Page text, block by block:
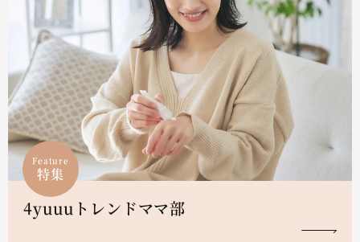
Feature
特集
4yuuuトレンドママ部